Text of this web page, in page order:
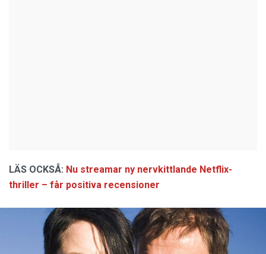
LÄS OCKSÅ: Nu streamar ny nervkittlande Netflix-
thriller – får positiva recensioner